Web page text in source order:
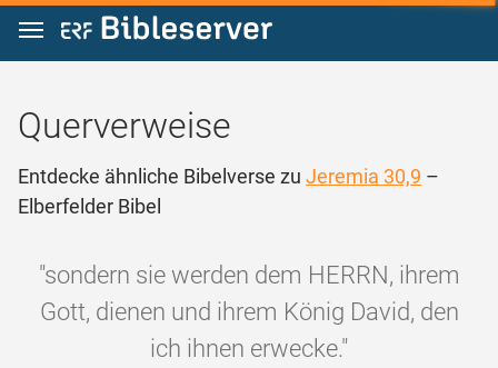
Zum Inhalt springen
Querverweise
Entdecke ähnliche Bibelverse zu Jeremia 30,9 –
Elberfelder Bibel
"sondern sie werden dem HERRN, ihrem
Gott, dienen und ihrem König David, den
ich ihnen erwecke."